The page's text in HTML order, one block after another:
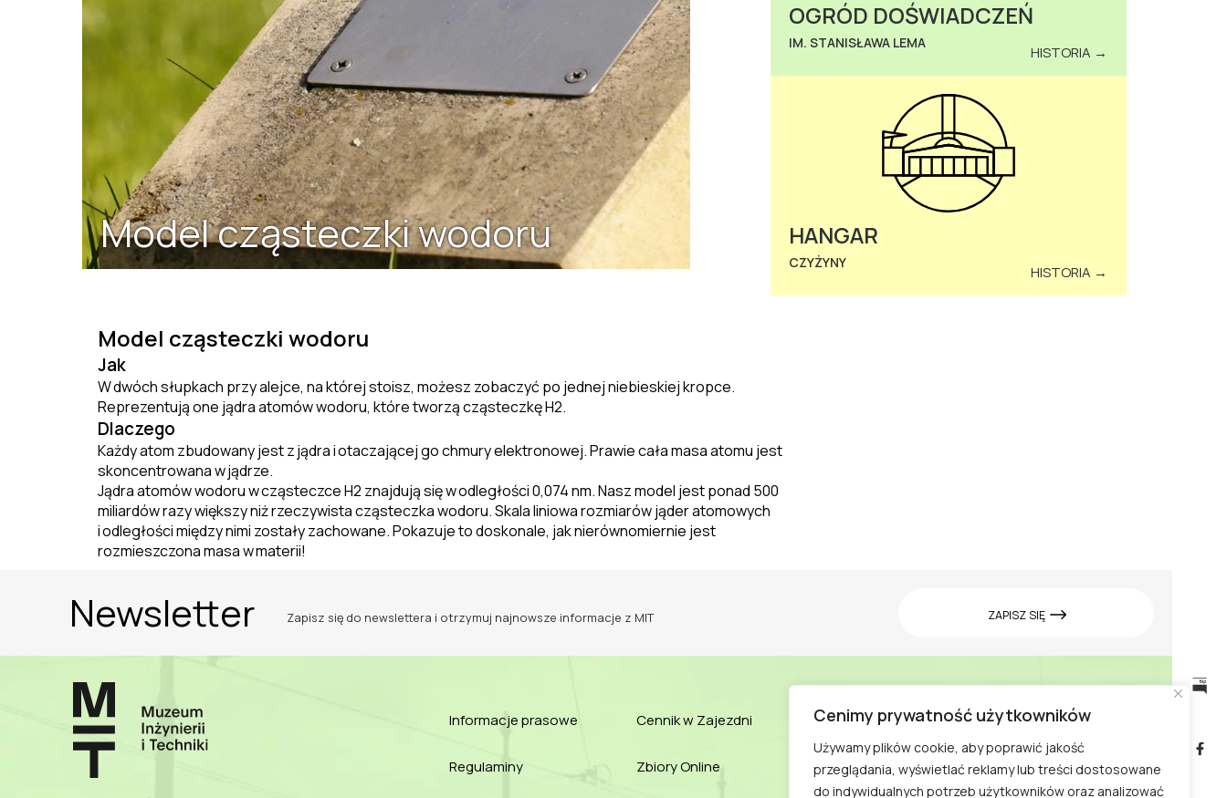
Cenimy prywatność użytkowników
Używamy plików cookie, aby poprawić jakość
przeglądania, wyświetlać reklamy lub treści dostosowane
do indywidualnych potrzeb użytkowników oraz analizować
Model cząsteczki wodoru
OGRÓD DOŚWIADCZEŃ
IM. STANISŁAWA LEMA
HISTORIA →
HANGAR
CZYŻYNY
HISTORIA →
Model cząsteczki wodoru
Jak
Wdwóch słupkach przy alejce, na której stoisz, możesz zobaczyć po jednej niebieskiej kropce.
Reprezentują one jądra atomów wodoru, któretworzą cząsteczkę H2.
Dlaczego
Każdy atom zbudowany jest zjądra iotaczającej go chmury elektronowej. Prawie cała masa atomu jest
skoncentrowana wjądrze.
Jądra atomów wodoru wcząsteczce H2 znajdują się wodległości 0,074 nm. Nasz model jest ponad 500
miliardów razy większy niż rzeczywista cząsteczka wodoru. Skala liniowa rozmiarów jąder atomowych
iodległości między nimi zostały zachowane. Pokazuje to doskonale, jak nierównomiernie jest
rozmieszczona masa wmaterii!
Newsletter Zapisz się do newslettera i otrzymuj najnowsze informacje z MIT ZAPISZ SIĘ
Informacje prasowe
Regulaminy
Cennik w Zajezdni
Zbiory Online
Cennik w Ogrodzie
Doświadczeń
Zwiedzanie Ogrodu
biuletyn
publicznej